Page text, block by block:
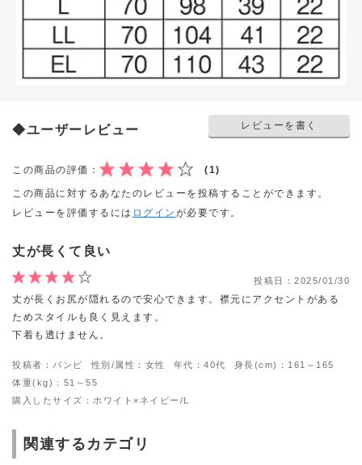
◆ユーザーレビュー レビューを書く
この商品の評価： (1)
この商品に対するあなたのレビューを投稿することができます。
レビューを評価するには ログイン が必要です。
丈が長くて良い
投稿日： 2025/01/30
丈が長くお尻が隠れるので安心できます。襟元にアクセントがある
ためスタイルも良く見えます。
下着も透けません。
投稿者：バンビ 性別/属性：女性 年代：40代
身長(cm)：161～165
体重(kg)：51～55
購入したサイズ：ホワイト×ネイビー/L
関連するカテゴリ